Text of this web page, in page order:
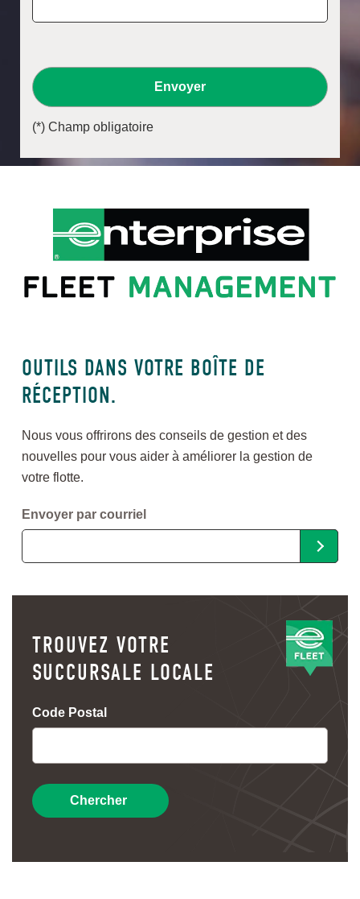
Envoyer
(*) Champ obligatoire
OUTILS DANS VOTRE BOÎTE DE
RÉCEPTION.
Nous vous offrirons des conseils de gestion et des
nouvelles pour vous aider à améliorer la gestion de
votre flotte.
Envoyer par courriel
TROUVEZ VOTRE
SUCCURSALE LOCALE
Code Postal
Chercher